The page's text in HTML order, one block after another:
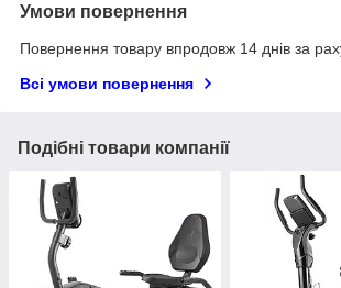
Умови повернення
Повернення товару впродовж 14 днів за
Всі умови повернення
Подібні товари компанії